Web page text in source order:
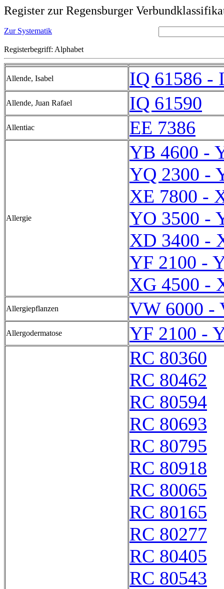
Register zur Regensburger
Zur Systematik
Registerbegriff: Alphabet
Allende, Isabel IQ 61586 -
Allende, Juan Rafael IQ 61590
Allentiac EE 7386
Allergie
YB 4600 -
YQ 2300 -
XE 7800 -
YO 3500 -
XD 3400 -
YF 2100 -
XG 4500 -
Allergiepflanzen VW 6000 -
Allergodermatose
YF 2100 -
RC 80360
RC 80462
RC 80594
RC 80693
RC 80795
RC 80918
RC 80065
RC 80165
RC 80277
RC 80405
RC 80543